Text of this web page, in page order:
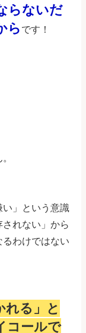
らないだ
ら です！
」という意識
れない」から
わけではない
れる」と
コールで